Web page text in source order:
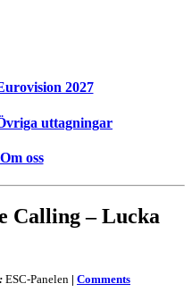
2027
uttagningar
Om oss
Calling – Lucka
ESC-Panelen | Comments